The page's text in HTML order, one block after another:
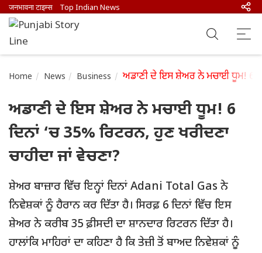
जनभावना टाइम्स Top Indian News
Home News Business ਅਡਾਣੀ ਦੇ ਇਸ ਸ਼ੇਅਰ ਨੇ ਮਚਾਈ ਧੂਮ! 6
ਅਡਾਣੀ ਦੇ ਇਸ ਸ਼ੇਅਰ ਨੇ ਮਚਾਈ ਧੂਮ! 6
ਦਿਨਾਂ ‘ਚ 35% ਰਿਟਰਨ, ਹੁਣ ਖਰੀਦਣਾ
ਚਾਹੀਦਾ ਜਾਂ ਵੇਚਣਾ?
ਸ਼ੇਅਰ ਬਾਜ਼ਾਰ ਵਿੱਚ ਇਨ੍ਹਾਂ ਦਿਨਾਂ Adani Total Gas ਨੇ
ਨਿਵੇਸ਼ਕਾਂ ਨੂੰ ਹੈਰਾਨ ਕਰ ਦਿੱਤਾ ਹੈ। ਸਿਰਫ਼ 6 ਦਿਨਾਂ ਵਿੱਚ ਇਸ
ਸ਼ੇਅਰ ਨੇ ਕਰੀਬ 35 ਫ਼ੀਸਦੀ ਦਾ ਸ਼ਾਨਦਾਰ ਰਿਟਰਨ ਦਿੱਤਾ ਹੈ।
ਹਾਲਾਂਕਿ ਮਾਹਿਰਾਂ ਦਾ ਕਹਿਣਾ ਹੈ ਕਿ ਤੇਜ਼ੀ ਤੋਂ ਬਾਅਦ ਨਿਵੇਸ਼ਕਾਂ ਨੂੰ